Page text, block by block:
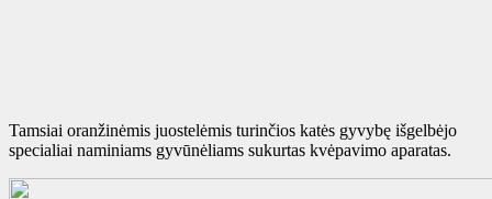
Tamsiai oranžinėmis juostelėmis turinčios katės gyvybę išgelbėjo
specialiai naminiams gyvūnėliams sukurtas kvėpavimo aparatas.